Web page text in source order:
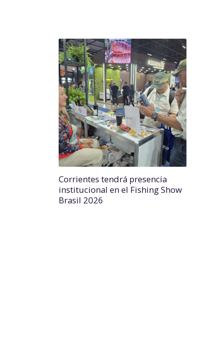
Corrientes tendrá presencia
institucional en el Fishing Show
Brasil 2026